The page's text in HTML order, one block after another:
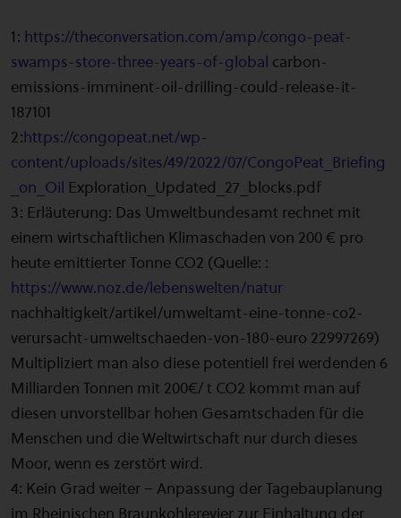
1: https://theconversation.com/amp/congo-peat-
swamps-store-three-years-of-global carbon-
emissions-imminent-oil-drilling-could-release-it-
187101
2:https://congopeat.net/wp-
content/uploads/sites/49/2022/07/CongoPeat_Briefing
_on_Oil Exploration_Updated_27_blocks.pdf
3: Erläuterung: Das Umweltbundesamt rechnet mit
einem wirtschaftlichen Klimaschaden von 200 € pro
heute emittierter Tonne CO2 (Quelle: :
https://www.noz.de/lebenswelten/natur
nachhaltigkeit/artikel/umweltamt-eine-tonne-co2-
verursacht-umweltschaeden-von-180-euro 22997269)
Multipliziert man also diese potentiell frei werdenden 6
Milliarden Tonnen mit 200€/ t CO2 kommt man auf
diesen unvorstellbar hohen Gesamtschaden für die
Menschen und die Weltwirtschaft nur durch dieses
Moor, wenn es zerstört wird.
4: Kein Grad weiter – Anpassung der Tagebauplanung
im Rheinischen Braunkohlerevier zur Einhaltung der